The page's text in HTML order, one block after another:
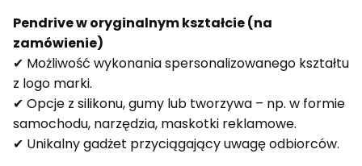
Pendrive w oryginalnym kształcie (na
zamówienie)
✔ Możliwość wykonania spersonalizowanego kształtu
z logo marki.
✔ Opcje z silikonu, gumy lub tworzywa – np. w formie
samochodu, narzędzia, maskotki reklamowe.
✔ Unikalny gadżet przyciągający uwagę odbiorców.